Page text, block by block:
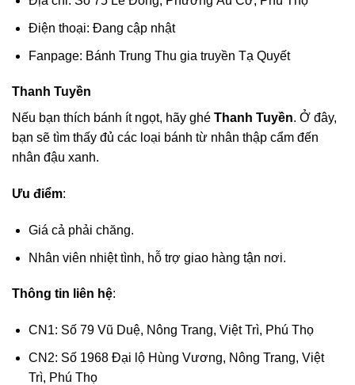
Điện thoại: Đang cập nhật
Fanpage: Bánh Trung Thu gia truyền Tạ Quyết
Thanh Tuyền
Nếu bạn thích bánh ít ngọt, hãy ghé Thanh Tuyền. Ở đây,
bạn sẽ tìm thấy đủ các loại bánh từ nhân thập cẩm đến
nhân đậu xanh.
Ưu điểm:
Giá cả phải chăng.
Nhân viên nhiệt tình, hỗ trợ giao hàng tận nơi.
Thông tin liên hệ:
CN1: Số 79 Vũ Duệ, Nông Trang, Việt Trì, Phú Thọ
CN2: Số 1968 Đại lộ Hùng Vương, Nông Trang, Việt
Trì, Phú Thọ